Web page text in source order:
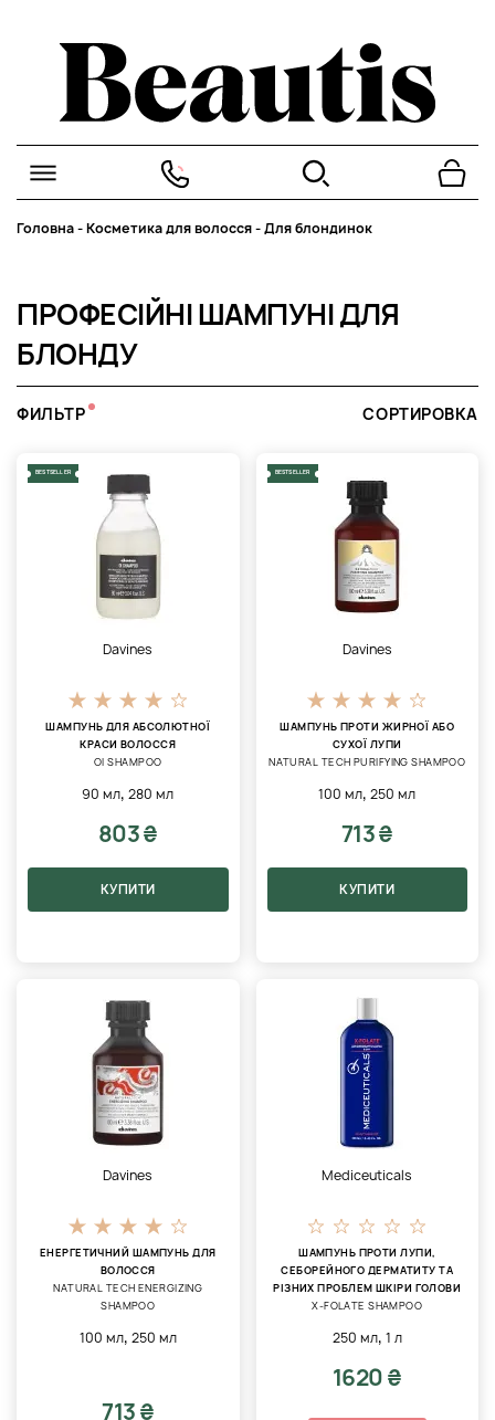
Головна-Косметика для волосся-Для блондинок
ПРОФЕСІЙНІ ШАМПУНІ ДЛЯ
БЛОНДУ
ФИЛЬТР СОРТИРОВКА
BESTSELLER
Davines
ШАМПУНЬ ДЛЯ АБСОЛЮТНОЇ
КРАСИ ВОЛОССЯ
OI SHAMPOO
90 мл,280 мл
803 ₴
КУПИТИ
BESTSELLER
Davines
ШАМПУНЬ ПРОТИ ЖИРНОЇ АБО
СУХОЇ ЛУПИ
NATURAL TECH PURIFYING SHAMPOO
100 мл,250 мл
713 ₴
КУПИТИ
Davines
ЕНЕРГЕТИЧНИЙ ШАМПУНЬ ДЛЯ
ВОЛОССЯ
NATURAL TECH ENERGIZING
SHAMPOO
100 мл, 250 мл
713 ₴
Mediceuticals
ШАМПУНЬ ПРОТИ ЛУПИ,
СЕБОРЕЙНОГО ДЕРМАТИТУ ТА
РІЗНИХ ПРОБЛЕМ ШКІРИ ГОЛОВИ
X-FOLATE SHAMPOO
250 мл, 1 л
1620 ₴